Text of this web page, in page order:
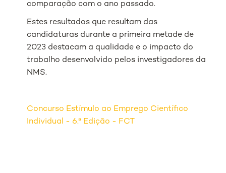
comparação com o ano passado.
Estes resultados que resultam das
candidaturas durante a primeira metade de
2023 destacam a qualidade e o impacto do
trabalho desenvolvido pelos investigadores da
NMS.
Concurso Estímulo ao Emprego Científico
Individual - 6.ª Edição - FCT